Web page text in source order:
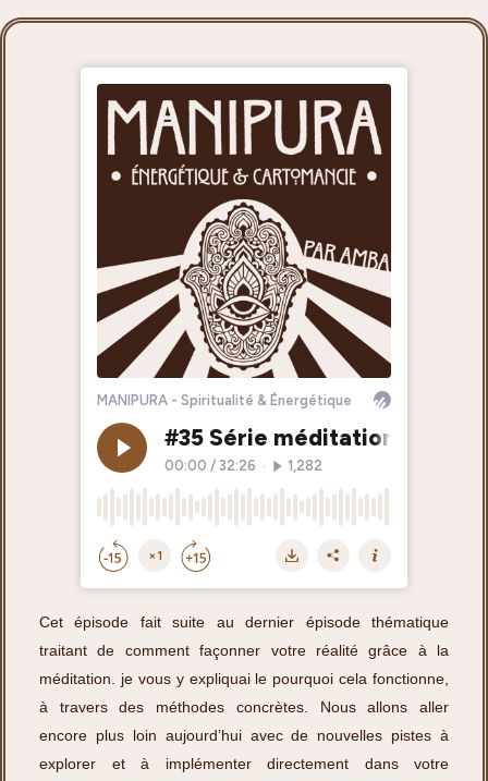
Cet épisode fait suite au dernier épisode thématique
traitant de comment façonner votre réalité grâce à la
méditation. je vous y expliquai le pourquoi cela fonctionne,
à travers des méthodes concrètes. Nous allons aller
encore plus loin aujourd’hui avec de nouvelles pistes à
explorer et à implémenter directement dans votre